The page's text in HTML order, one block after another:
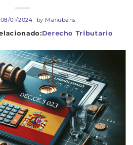
Derecho Tributario
08/01/2024 by Manubens